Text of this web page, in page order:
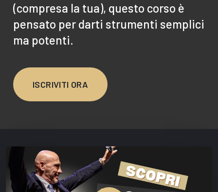
(compresa la tua), questo corso è
pensato per darti strumenti semplici
ma potenti.
ISCRIVITI ORA
Play Video